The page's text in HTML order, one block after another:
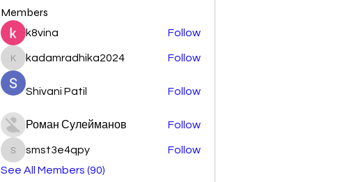
Members
k8vina Follow
kadamradhika2024
kadamradhika2024 Follow
Shivani Patil Follow
Роман Сулейманов Follow
smst3e4qpy
smst3e4qpy
Follow
See All Members (90)